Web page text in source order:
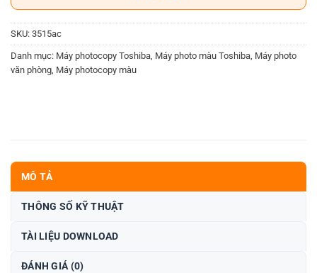
SKU: 3515ac
Danh mục: Máy photocopy Toshiba Máy photo màu Toshiba Máy photo
văn phòng Máy photocopy màu
MÔ TẢ
THÔNG SỐ KỸ THUẬT
TÀI LIỆU DOWNLOAD
ĐÁNH GIÁ (0)